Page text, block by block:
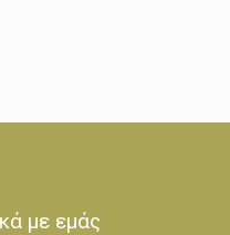
με εμάς